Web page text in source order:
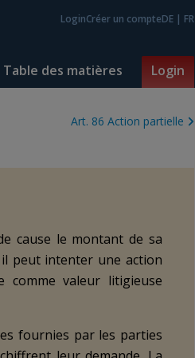
LoginCréer un compteDE | FR
Table des matières Login
Art. 86 Action partielle
cause le montant de sa
peut intenter une action
comme valeur litigieuse
fournies par les parties